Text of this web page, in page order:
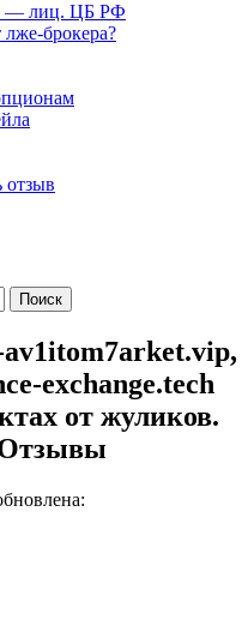
— лиц. ЦБ РФ
лже-брокера?
отзыв
exchange.tech
от жуликов.
Отзывы